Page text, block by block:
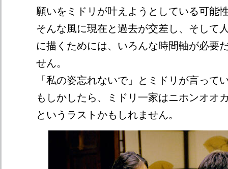
願いをミドリが叶えようとしている可能
そんな風に現在と過去が交差し、そして
に描くためには、いろんな時間軸が必要
せん。
「私の姿忘れないで」とミドリが言って
もしかしたら、ミドリ一家はニホンオオ
というラストかもしれません。